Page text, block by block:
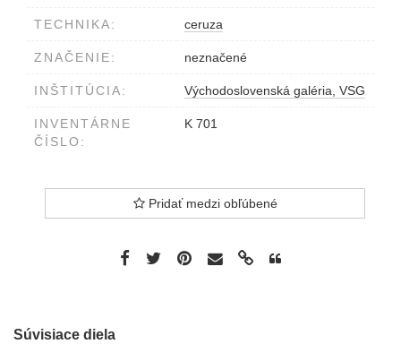
TECHNIKA: ceruza
ZNAČENIE: neznačené
INŠTITÚCIA: Východoslovenská galéria, VSG
INVENTÁRNE
ČÍSLO:
K 701
Pridať medzi obľúbené
Súvisiace diela